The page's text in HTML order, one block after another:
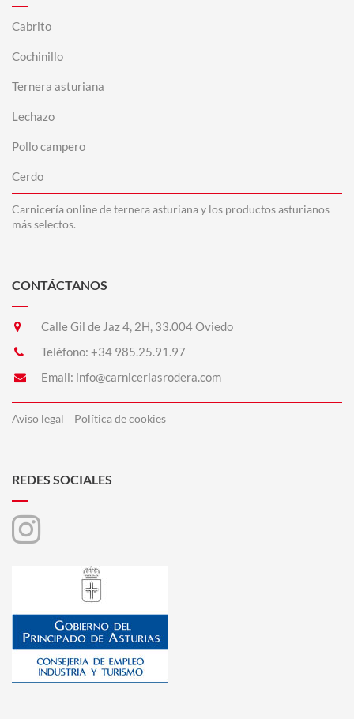
Cabrito
Cochinillo
Ternera asturiana
Lechazo
Pollo campero
Cerdo
Carnicería online de ternera asturiana y los productos asturianos
más selectos.
CONTÁCTANOS
Calle Gil de Jaz 4, 2H, 33.004 Oviedo
Teléfono: +34 985.25.91.97
Email: info@carniceriasrodera.com
Aviso legal Política de cookies
REDES SOCIALES